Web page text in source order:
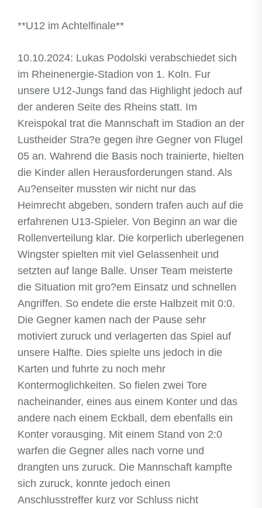
**U12 im Achtelfinale**
10.10.2024: Lukas Podolski verabschiedet sich
im Rheinenergie-Stadion von 1. Koln. Fur
unsere U12-Jungs fand das Highlight jedoch auf
der anderen Seite des Rheins statt. Im
Kreispokal trat die Mannschaft im Stadion an der
Lustheider Stra?e gegen ihre Gegner von Flugel
05 an. Wahrend die Basis noch trainierte, hielten
die Kinder allen Herausforderungen stand. Als
Au?enseiter mussten wir nicht nur das
Heimrecht abgeben, sondern trafen auch auf die
erfahrenen U13-Spieler. Von Beginn an war die
Rollenverteilung klar. Die korperlich uberlegenen
Wingster spielten mit viel Gelassenheit und
setzten auf lange Balle. Unser Team meisterte
die Situation mit gro?em Einsatz und schnellen
Angriffen. So endete die erste Halbzeit mit 0:0.
Die Gegner kamen nach der Pause sehr
motiviert zuruck und verlagerten das Spiel auf
unsere Halfte. Dies spielte uns jedoch in die
Karten und fuhrte zu noch mehr
Kontermoglichkeiten. So fielen zwei Tore
nacheinander, eines aus einem Konter und das
andere nach einem Eckball, dem ebenfalls ein
Konter vorausging. Mit einem Stand von 2:0
warfen die Gegner alles nach vorne und
drangten uns zuruck. Die Mannschaft kampfte
sich zuruck, konnte jedoch einen
Anschlusstreffer kurz vor Schluss nicht